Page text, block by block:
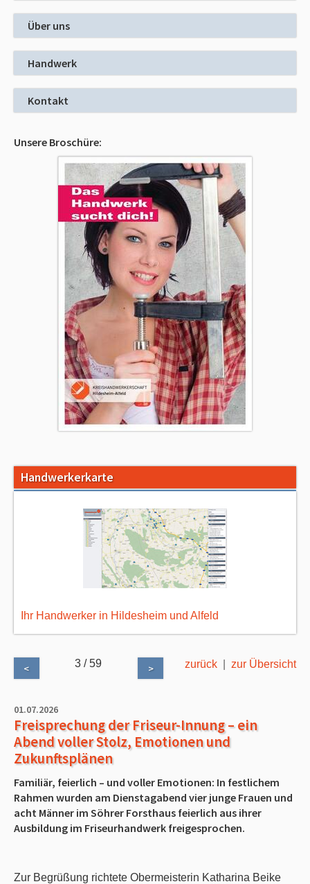
Über uns
Handwerk
Kontakt
Unsere Broschüre:
Handwerkerkarte
Ihr Handwerker in Hildesheim und Alfeld
< 3 / 59 > zurück zur Übersicht
01.07.2026
Freisprechung der Friseur-Innung – ein
Abend voller Stolz, Emotionen und
Zukunftsplänen
Familiär, feierlich – und voller Emotionen: In festlichem
Rahmen wurden am Dienstagabend vier junge Frauen und
acht Männer im Söhrer Forsthaus feierlich aus ihrer
Ausbildung im Friseurhandwerk freigesprochen.
Zur Begrüßung richtete Obermeisterin Katharina Beike